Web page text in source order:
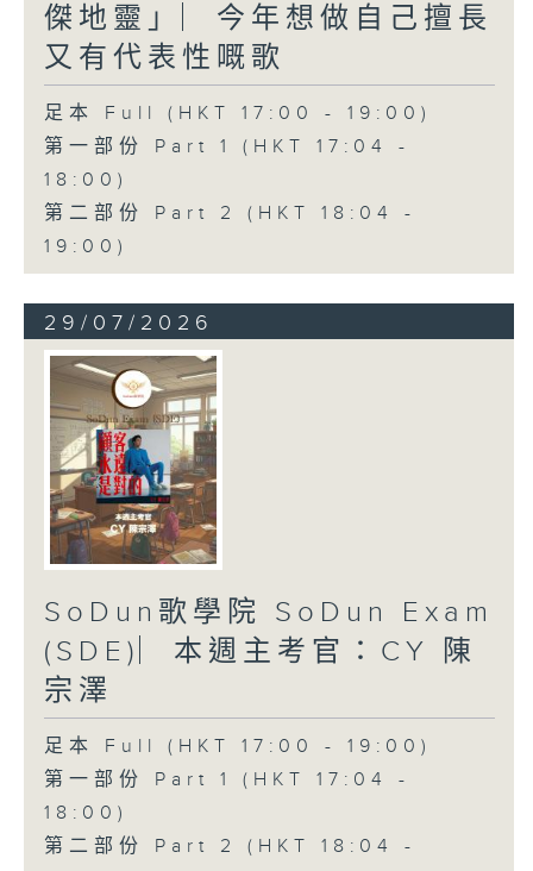
傑地靈」︳今年想做自己擅長
又有代表性嘅歌
足本 Full (HKT 17:00 - 19:00)
第一部份 Part 1 (HKT 17:04 -
18:00)
第二部份 Part 2 (HKT 18:04 -
19:00)
29/07/2026
SoDun歌學院 SoDun Exam
(SDE)︳本週主考官：CY 陳
宗澤
足本 Full (HKT 17:00 - 19:00)
第一部份 Part 1 (HKT 17:04 -
18:00)
第二部份 Part 2 (HKT 18:04 -